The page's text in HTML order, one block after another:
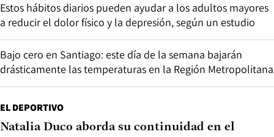
Estos hábitos diarios pueden ayudar a los adultos mayores
a reducir el dolor físico y la depresión, según un estudio
Bajo cero en Santiago: este día de la semana bajarán
drásticamente las temperaturas en la Región Metropolitana
EL DEPORTIVO
Natalia Duco aborda su continuidad en el